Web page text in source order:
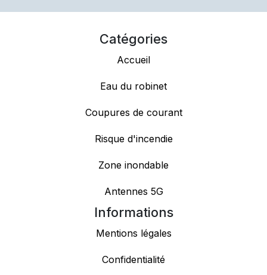
Catégories
Accueil
Eau du robinet
Coupures de courant
Risque d'incendie
Zone inondable
Antennes 5G
Informations
Mentions légales
Confidentialité